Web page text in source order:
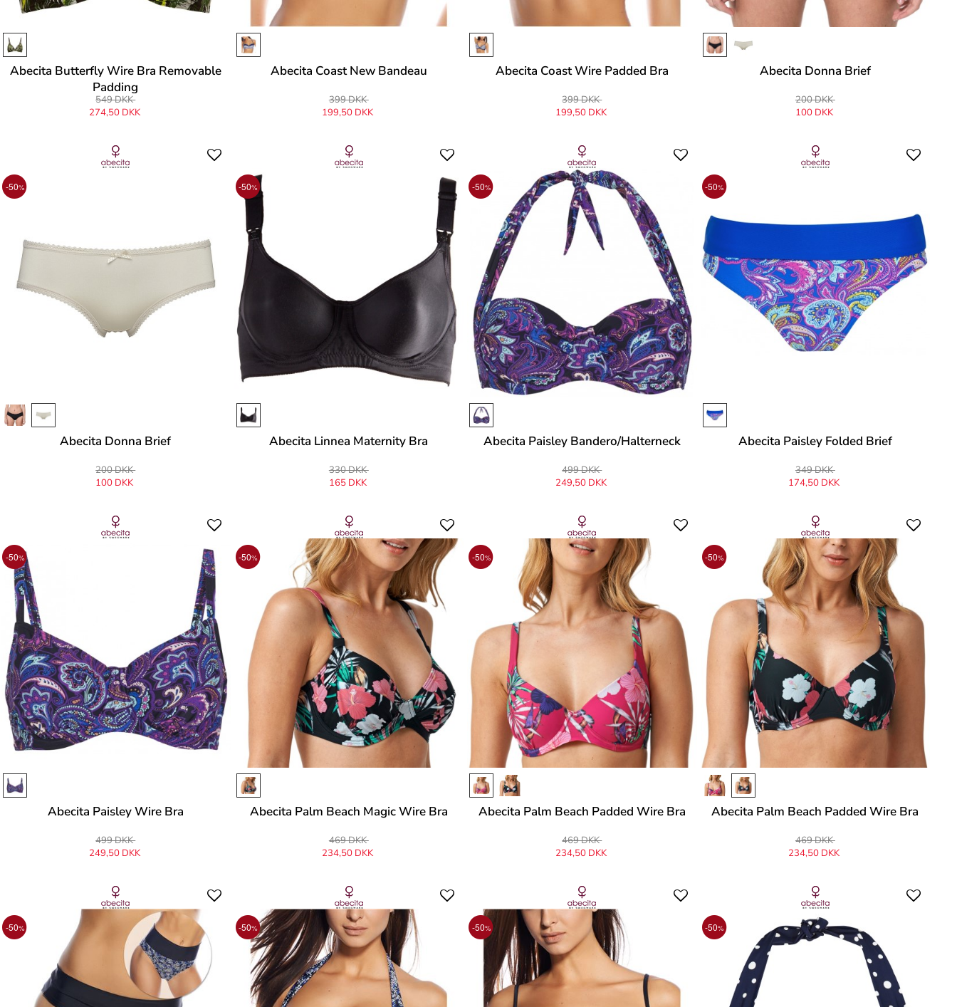
Abecita Butterfly Wire Bra Removable
Padding
549 DKK
274,50 DKK
Abecita Coast New Bandeau
399 DKK
199,50 DKK
Abecita Coast Wire Padded Bra
399 DKK
199,50 DKK
Abecita Donna Brief
200 DKK
100 DKK
-50%
Abecita Donna Brief
200 DKK
100 DKK
-50%
Abecita Linnea Maternity Bra
330 DKK
165 DKK
-50%
Abecita Paisley Bandero/Halterneck
499 DKK
249,50 DKK
-50%
Abecita Paisley Folded Brief
349 DKK
174,50 DKK
-50%
Abecita Paisley Wire Bra
499 DKK
249,50 DKK
-50%
Abecita Palm Beach Magic Wire Bra
469 DKK
234,50 DKK
-50%
Abecita Palm Beach Padded Wire Bra
469 DKK
234,50 DKK
-50%
Abecita Palm Beach Padded Wire Bra
469 DKK
234,50 DKK
-50% -50% -50% -50%